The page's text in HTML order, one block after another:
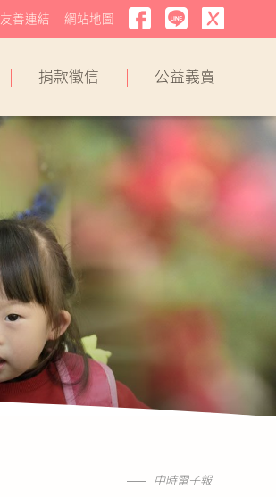
捐款徵信 公益義賣
友善連結 網站地圖
中時電子報